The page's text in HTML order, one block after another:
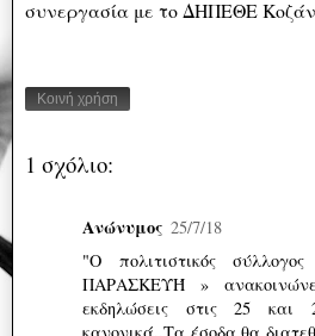
συνεργασία με το ΔΗΠΕΘΕ
Κοινή χρήση
1 σχόλιο:
Ανώνυμος 25/7/18
"Ο πολιτιστικός
ΠΑΡΑΣΚΕΥΉ »
εκδηλώσεις στις 25 και
κανονικά..Τα έσοδα θα